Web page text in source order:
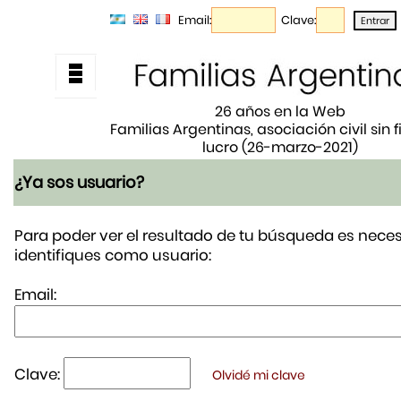
Email: Clave:
26 años en la Web
Familias Argentinas, asociación civil sin
lucro (26-marzo-2021)
¿Ya sos usuario?
Para poder ver el resultado de tu búsqueda es
identifiques como usuario:
Email:
Clave: Olvidé mi clave